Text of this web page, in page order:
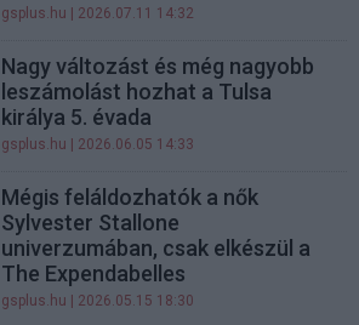
gsplus.hu | 2026.07.11 14:32
Nagy változást és még nagyobb
leszámolást hozhat a Tulsa
királya 5. évada
gsplus.hu | 2026.06.05 14:33
Mégis feláldozhatók a nők
Sylvester Stallone
univerzumában, csak elkészül a
The Expendabelles
gsplus.hu | 2026.05.15 18:30